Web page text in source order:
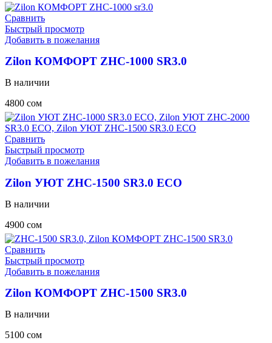
Сравнить
Быстрый просмотр
Добавить в пожелания
Zilon КОМФОРТ ZHC-1000 SR3.0
В наличии
4800 сом
Сравнить
Быстрый просмотр
Добавить в пожелания
Zilon УЮТ ZHC-1500 SR3.0 ECO
В наличии
4900 сом
Сравнить
Быстрый просмотр
Добавить в пожелания
Zilon КОМФОРТ ZHC-1500 SR3.0
В наличии
5100 сом